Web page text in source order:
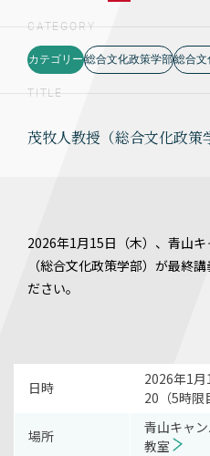
CATEGORY
カテゴリー 総合文化政策学部総合文
TITLE
茂牧人教授（総合文化政策
2026年1月15日（木）、青山
（総合文化政策学部）が最終
ださい。
日時
2026年1月
20（5時限
場所
青山キャ
教室